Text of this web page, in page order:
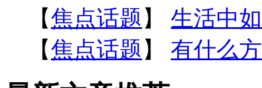
【焦点话题 】 生活中
【焦点话题 】 有什么